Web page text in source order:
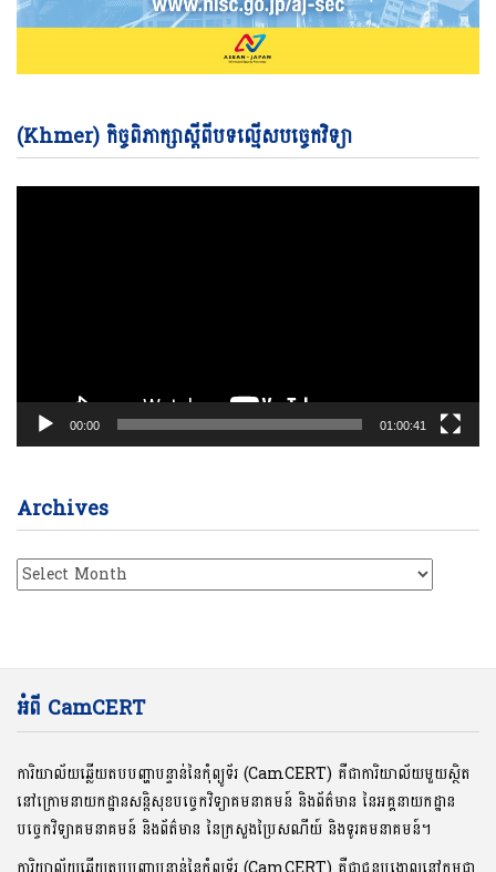
(Khmer) កិច្ចពិភាក្សាស្តីពីបទល្មើសបច្ចេកវិទ្យា
00:00 01:00:41
Archives
Archives
អំពី CamCERT
ការិយាល័យឆ្លើយតបបញ្ហាបន្ទាន់នៃកុំព្យូទ័រ (CamCERT) គឺជាការិយាល័យមួយស្ថិត
នៅក្រោមនាយកដ្ឋានសន្តិសុខបច្ចេកវិទ្យាគមនាគមន៍ និងព័ត៌មាន នៃអគ្គនាយកដ្ឋាន
បច្ចេកវិទ្យាគមនាគមន៍ និងព័ត៌មាន នៃក្រសួងប្រៃសណីយ៍ និងទូរគមនាគមន៍។